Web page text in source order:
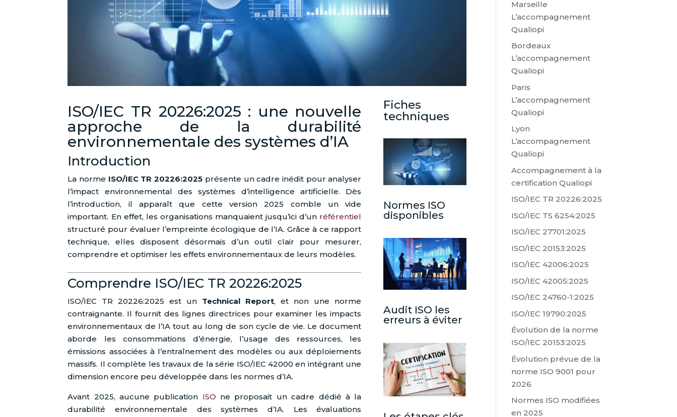
ISO/IEC TR 20226:2025 : une nouvelle
approche de la durabilité
environnementale des systèmes d’IA
Introduction
La norme ISO/IEC TR 20226:2025 présente un cadre inédit pour analyser
l’impact environnemental des systèmes d’intelligence artificielle. Dès
l’introduction, il apparaît que cette version 2025 comble un vide
important. En effet, les organisations manquaient jusqu’ici d’un référentiel
structuré pour évaluer l’empreinte écologique de l’IA. Grâce à ce rapport
technique, elles disposent désormais d’un outil clair pour mesurer,
comprendre et optimiser les effets environnementaux de leurs modèles.
Comprendre ISO/IEC TR 20226:2025
ISO/IEC TR 20226:2025 est un Technical Report, et non une norme
contraignante. Il fournit des lignes directrices pour examiner les impacts
environnementaux de l’IA tout au long de son cycle de vie. Le document
aborde les consommations d’énergie, l’usage des ressources, les
émissions associées à l’entraînement des modèles ou aux déploiements
massifs. Il complète les travaux de la série ISO/IEC 42000 en intégrant une
dimension encore peu développée dans les normes d’IA.
Avant 2025, aucune publication ISO ne proposait un cadre dédié à la
durabilité environnementale des systèmes d’IA. Les évaluations
Fiches
techniques
Normes ISO
disponibles
Audit ISO les
erreurs à éviter
Marseille
L’accompagnement
Qualiopi
Bordeaux
L’accompagnement
Qualiopi
Paris
L’accompagnement
Qualiopi
Lyon
L’accompagnement
Qualiopi
Accompagnement à la
certification Qualiopi
ISO/IEC TR 20226:2025
ISO/IEC TS 6254:2025
ISO/IEC 27701:2025
ISO/IEC 20153:2025
ISO/IEC 42006:2025
ISO/IEC 42005:2025
ISO/IEC 24760-1:2025
ISO/IEC 19790:2025
Évolution de la norme
ISO/IEC 20153:2025
Évolution prévue de la
norme ISO 9001 pour
2026
Normes ISO modifiées
en 2025